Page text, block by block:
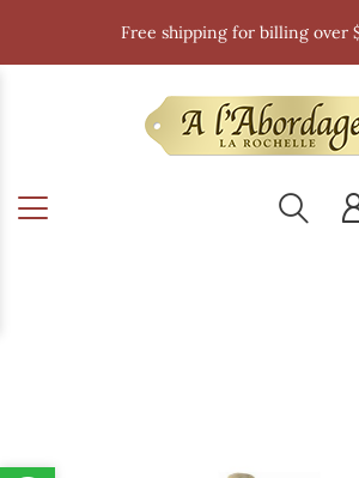
Free shipping for billing over